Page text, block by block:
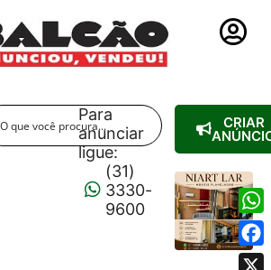
Para
anunciar
ligue:
(31)
3330-
9600
CRIAR